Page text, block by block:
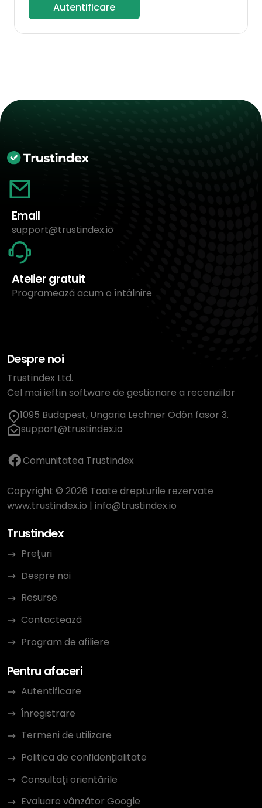
Autentificare
Email
support@trustindex.io
Atelier gratuit
Programează acum o întâlnire
Despre noi
Trustindex Ltd.
Cel mai ieftin software de gestionare a recenziilor
1095 Budapest, Ungaria Lechner Ödön fasor 3.
support@trustindex.io
Comunitatea Trustindex
Copyright © 2026 Toate drepturile rezervate
www.trustindex.io | info@trustindex.io
Trustindex
Prețuri
Despre noi
Resurse
Contactează
Program de afiliere
Pentru afaceri
Autentificare
Înregistrare
Termeni de utilizare
Politica de confidențialitate
Consultați orientările
Evaluare vânzător Google